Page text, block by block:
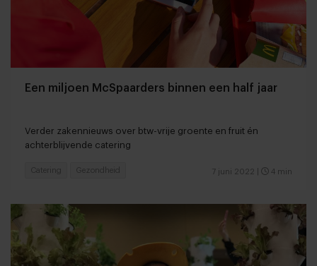
Een miljoen McSpaarders binnen een half jaar
Verder zakennieuws over btw-vrije groente en fruit én
achterblijvende catering
7 juni 2022 4 min
Catering Gezondheid